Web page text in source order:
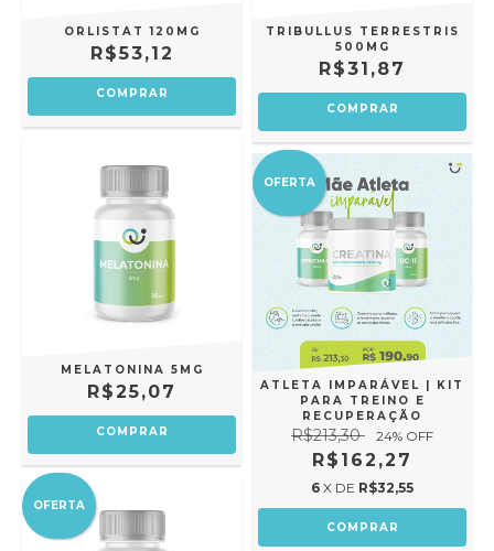
ORLISTAT 120MG
R$53,12
COMPRAR
TRIBULLUS TERRESTRIS
500MG
R$31,87
COMPRAR
MELATONINA 5MG
R$25,07
COMPRAR
OFERTA
ATLETA IMPARÁVEL | KIT
PARA TREINO E
RECUPERAÇÃO
R$213,30 24% OFF
R$162,27
6 X DE R$32,55
OFERTA